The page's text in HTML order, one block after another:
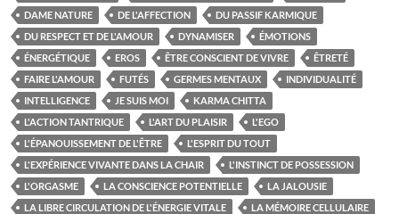
DAME NATURE
DE L'AFFECTION
DU PASSIF KARMIQUE
DU RESPECT ET DE L'AMOUR
DYNAMISER
ÉMOTIONS
ÉNERGÉTIQUE
EROS ÊTRE CONSCIENT DE VIVRE
ÊTRETÉ
FAIRE L'AMOUR
FUTÉS GERMES MENTAUX
INDIVIDUALITÉ
INTELLIGENCE
JE SUIS MOI
KARMA CHITTA
L'ACTION TANTRIQUE
L'ART DU PLAISIR
L'EGO
L'ÉPANOUISSEMENT DE L'ÊTRE
L'ESPRIT DU TOUT
L'EXPÉRIENCE VIVANTE DANS LA CHAIR
L'INSTINCT DE POSSESSION
L'ORGASME
LA CONSCIENCE POTENTIELLE
LA JALOUSIE
LA LIBRE CIRCULATION DE L'ÉNERGIE VITALE
LA MÉMOIRE CELLULAIRE